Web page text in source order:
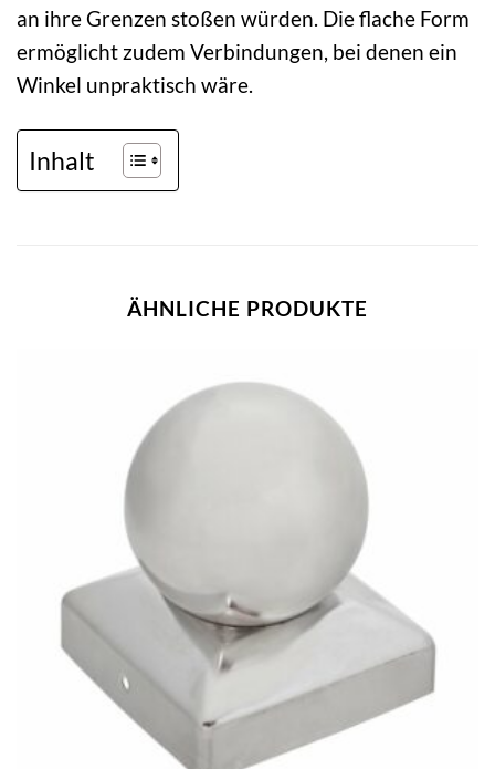
an ihre Grenzen stoßen würden. Die flache Form
ermöglicht zudem Verbindungen, bei denen ein
Winkel unpraktisch wäre.
Inhalt
ÄHNLICHE PRODUKTE